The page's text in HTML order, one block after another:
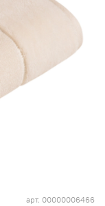
арт. 00000006466